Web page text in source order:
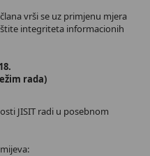
vrši se uz primjenu mjera
integriteta informacionih
rada)
JISIT radi u posebnom